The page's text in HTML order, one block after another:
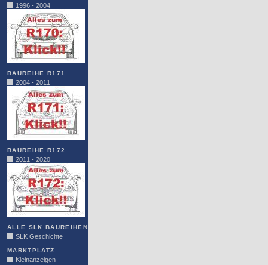
1996 - 2004
BAUREIHE R171
2004 - 2011
BAUREIHE R172
2011 - 2020
ALLE SLK BAUREIHEN
SLK Geschichte
MARKTPLATZ
Kleinanzeigen